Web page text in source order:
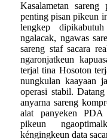
Kasalametan
penting pisan pikeun
lengkep
ngalacak, ngawas
sareng staf sacara
ngaronjatkeun
terjal tina Hosoton
nungkulan kaayaan
operasi stabil.
anyarna sareng
alat panyeken PDA
pikeun
kéngingkeun data